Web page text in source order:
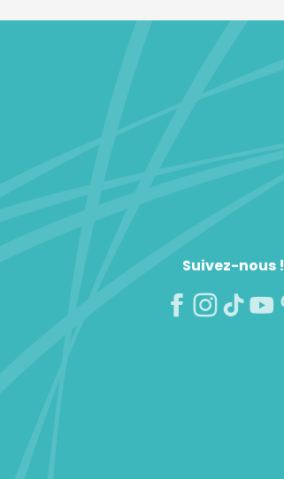
Suivez-nous !